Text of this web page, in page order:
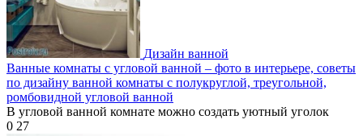
Дизайн ванной
Ванные комнаты с угловой ванной – фото в интерьере, советы
по дизайну ванной комнаты с полукруглой, треугольной,
ромбовидной угловой ванной
В угловой ванной комнате можно создать уютный уголок
0 27